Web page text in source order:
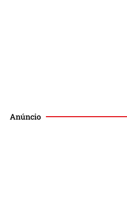
Anúncio